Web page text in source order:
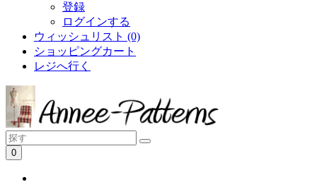
登録
ログインする
ウィッシュリスト (0)
ショッピングカート
レジへ行く
0